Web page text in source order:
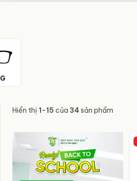
phù hợp với mọi phong
12 tháng
1 uy tín
Hiển thị 1-15 của 34sản phẩm